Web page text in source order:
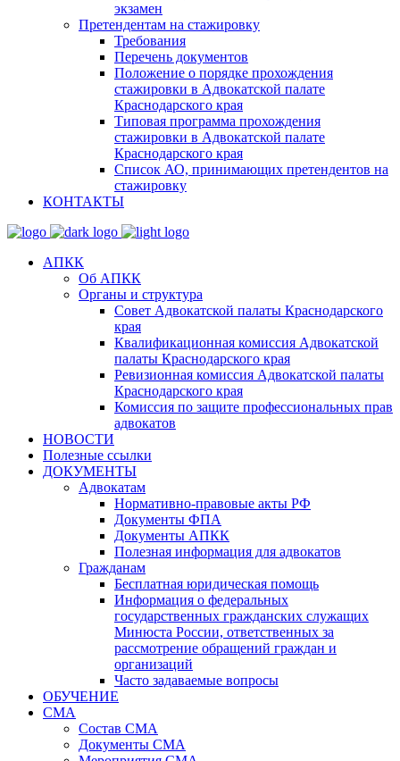
экзамен
Претендентам на стажировку
Требования
Перечень документов
Положение о порядке прохождения
стажировки в Адвокатской палате
Краснодарского края
Типовая программа прохождения
стажировки в Адвокатской палате
Краснодарского края
Список АО, принимающих претендентов на
стажировку
КОНТАКТЫ
АПКК
Об АПКК
Органы и структура
Совет Адвокатской палаты Краснодарского
края
Квалификационная комиссия Адвокатской
палаты Краснодарского края
Ревизионная комиссия Адвокатской палаты
Краснодарского края
Комиссия по защите профессиональных прав
адвокатов
НОВОСТИ
Полезные ссылки
ДОКУМЕНТЫ
Адвокатам
Нормативно-правовые акты РФ
Документы ФПА
Документы АПКК
Полезная информация для адвокатов
Гражданам
Бесплатная юридическая помощь
Информация о федеральных
государственных гражданских служащих
Минюста России, ответственных за
рассмотрение обращений граждан и
организаций
Часто задаваемые вопросы
ОБУЧЕНИЕ
СМА
Состав СМА
Документы СМА